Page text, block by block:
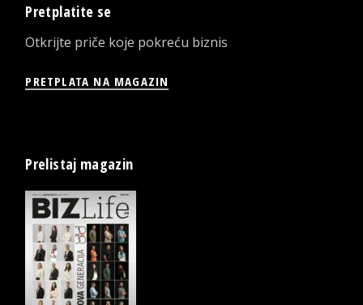
Pretplatite se
Otkrijte priče koje pokreću biznis
PRETPLATA NA MAGAZIN
Prelistaj magazin